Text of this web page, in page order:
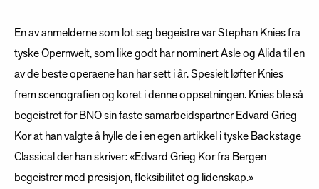
En av anmelderne som lot seg begeistre var Stephan Knies fra
tyske Opernwelt, som like godt har nominert Asle og Alida til en
av de beste operaene han har sett i år. Spesielt løfter Knies
frem scenografien og koret i denne oppsetningen. Knies ble så
begeistret for BNO sin faste samarbeidspartner Edvard Grieg
Kor at han valgte å hylle de i en egen artikkel i tyske Backstage
Classical der han skriver: «Edvard Grieg Kor fra Bergen
begeistrer med presisjon, fleksibilitet og lidenskap.»